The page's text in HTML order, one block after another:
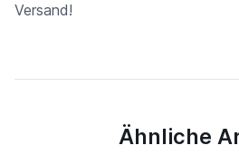
Versand!
Ähnliche